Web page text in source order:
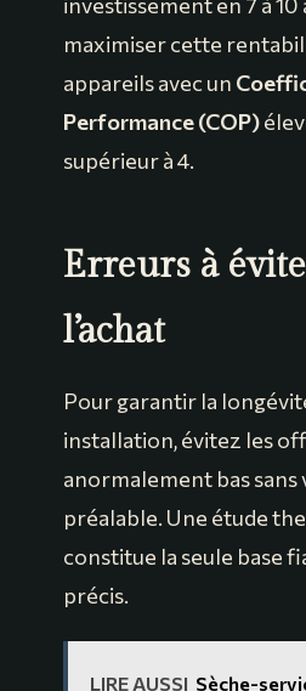
maximiser cette
appareils avec un
Performance (COP)
supérieur à 4.
Erreurs à
l’achat
Pour garantir la
installation, évitez les
anormalement bas sans
préalable. Une étude
constitue la seule base
précis.
LIRE AUSSI Sèche-